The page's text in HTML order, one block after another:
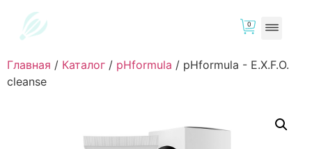
0
Главная / Каталог / pHformula / pHformula - E.X.F.O.
cleanse